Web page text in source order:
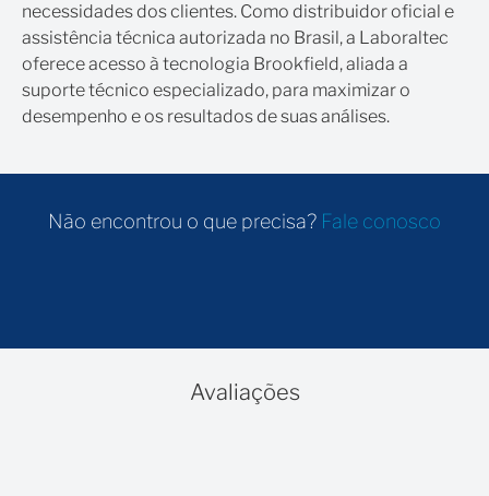
necessidades dos clientes. Como distribuidor oficial e
assistência técnica autorizada no Brasil, a Laboraltec
oferece acesso à tecnologia Brookfield, aliada a
suporte técnico especializado, para maximizar o
desempenho e os resultados de suas análises.
Não encontrou o que precisa? Fale conosco
Avaliações